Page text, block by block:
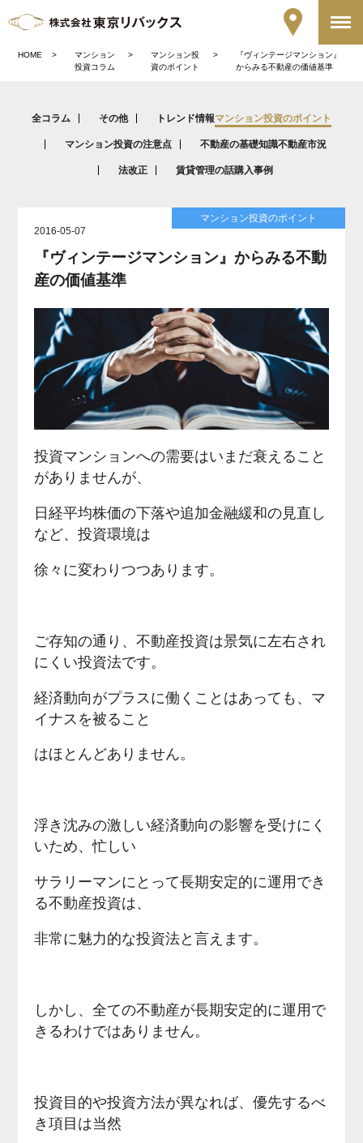
HOME
マンション
投資コラム
マンション投
資のポイント
『ヴィンテージマンション』
からみる不動産の価値基準
全コラム その他 トレンド情報マンション投資のポイント
マンション投資の注意点 不動産の基礎知識不動産市況
法改正 賃貸管理の話購入事例
マンション投資のポイント
2016-05-07
『ヴィンテージマンション』からみる不動
産の価値基準
投資マンションへの需要はいまだ衰えること
がありませんが、
日経平均株価の下落や追加金融緩和の見直し
など、投資環境は
徐々に変わりつつあります。
ご存知の通り、不動産投資は景気に左右され
にくい投資法です。
経済動向がプラスに働くことはあっても、マ
イナスを被ること
はほとんどありません。
浮き沈みの激しい経済動向の影響を受けにく
いため、忙しい
サラリーマンにとって長期安定的に運用でき
る不動産投資は、
非常に魅力的な投資法と言えます。
しかし、全ての不動産が長期安定的に運用で
きるわけではありません。
投資目的や投資方法が異なれば、優先するべ
き項目は当然